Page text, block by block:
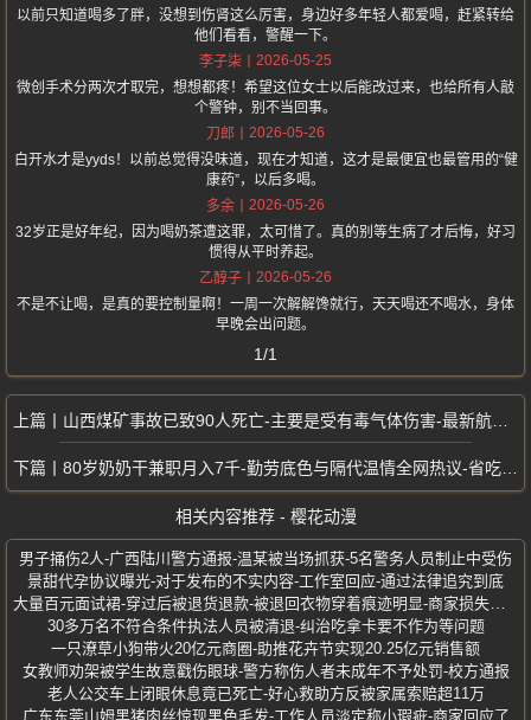
以前只知道喝多了胖，没想到伤肾这么厉害，身边好多年轻人都爱喝，赶紧转给
他们看看，警醒一下。
李子柒
2026-05-25
微创手术分两次才取完，想想都疼！希望这位女士以后能改过来，也给所有人敲
个警钟，别不当回事。
刀郎
2026-05-26
白开水才是yyds！以前总觉得没味道，现在才知道，这才是最便宜也最管用的“健
康药”，以后多喝。
多余
2026-05-26
32岁正是好年纪，因为喝奶茶遭这罪，太可惜了。真的别等生病了才后悔，好习
惯得从平时养起。
乙醇子
2026-05-26
不是不让喝，是真的要控制量啊！一周一次解解馋就行，天天喝还不喝水，身体
早晚会出问题。
1/1
山西煤矿事故已致90人死亡-主要是受有毒气体伤害-最新航拍画面曝光
80岁奶奶干兼职月入7千-勤劳底色与隔代温情全网热议-省吃俭用全给重孙
相关内容推荐 - 樱花动漫
男子捅伤2人-广西陆川警方通报-温某被当场抓获-5名警务人员制止中受伤
景甜代孕协议曝光-对于发布的不实内容-工作室回应-通过法律追究到底
大量百元面试裙-穿过后被退货退款-被退回衣物穿着痕迹明显-商家损失惨重
30多万名不符合条件执法人员被清退-纠治吃拿卡要不作为等问题
一只潦草小狗带火20亿元商圈-助推花卉节实现20.25亿元销售额
女教师劝架被学生故意戳伤眼球-警方称伤人者未成年不予处罚-校方通报
老人公交车上闭眼休息竟已死亡-好心救助方反被家属索赔超11万
广东东莞山姆黑猪肉丝惊现黑色毛发-工作人员淡定称小瑕疵-商家回应了